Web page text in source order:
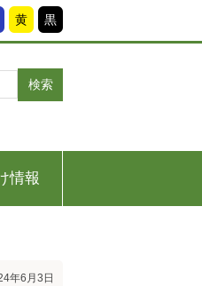
黄 黒
検索
情報
年6月3日